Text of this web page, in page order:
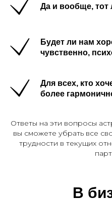
Да и вообще, тот
Будет ли нам
чувственно,
Для всех, кто
более
Ответы на эти вопросы
вы сможете убрать все
трудности в текущих
В